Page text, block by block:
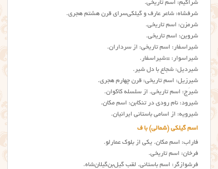
شراگیم: اسم تاریخی.
شرفشاه: شاعر عارف و گیلکی‌سرای قرن هشتم هجری.
شرمزن: اسم تاریخی.
شروین: اسم تاریخی.
شیراسفار: اسم تاریخی: از سرداران.
شیراسوار: =شیراسفار.
شیردیل: شجاع با دل شیر.
شیرزیل: اسم تاریخی: قرن چهارم هجری.
شیرَج: اسم تاریخی. از سلسله کاکوان.
شیرود: نام رودی در تنکابن: اسم مکان.
شیرویه: از اسامی باستانی ایرانیان.
اسم گیلکی (شمالی) با ف
فاراب: اسم مکان. یکی از بلوک عمارلو.
فرخان: اسم تاریخی.
فرشوازگر: اسم باستانی. لقب گیل‌بن‌گیلان‌شاه.